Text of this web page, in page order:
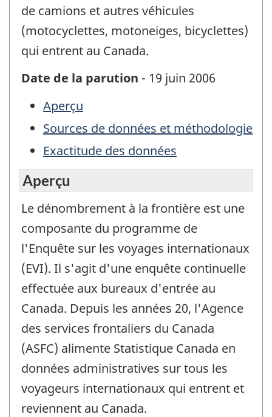
de camions et autres véhicules
(motocyclettes, motoneiges, bicyclettes)
qui entrent au Canada.
Date de la parution - 19 juin 2006
Aperçu
Sources de données et méthodologie
Exactitude des données
Aperçu
Le dénombrement à la frontière est une
composante du programme de
l'Enquête sur les voyages internationaux
(EVI). Il s'agit d'une enquête continuelle
effectuée aux bureaux d'entrée au
Canada. Depuis les années 20, l'Agence
des services frontaliers du Canada
(ASFC) alimente Statistique Canada en
données administratives sur tous les
voyageurs internationaux qui entrent et
reviennent au Canada.